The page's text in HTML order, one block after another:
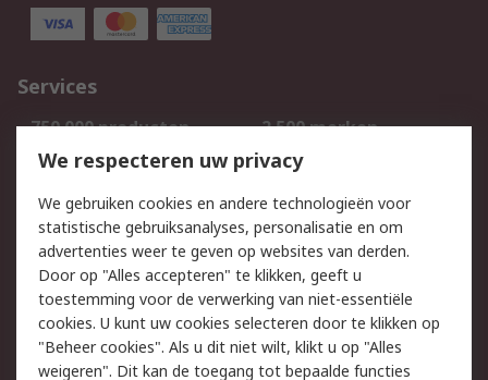
Services
750.000 producten
2.500 merken
Bestellen
Inkoopoplossingen
Track & Trace
Wettelijk
Cookiebeleid
Email veiligheid
Privacybeleid
Websitevoorwaarden
We respecteren uw privacy
We gebruiken cookies en andere technologieën voor
statistische gebruiksanalyses, personalisatie en om
advertenties weer te geven op websites van derden.
Door op "Alles accepteren" te klikken, geeft u
toestemming voor de verwerking van niet-essentiële
cookies. U kunt uw cookies selecteren door te klikken op
"Beheer cookies". Als u dit niet wilt, klikt u op "Alles
weigeren". Dit kan de toegang tot bepaalde functies